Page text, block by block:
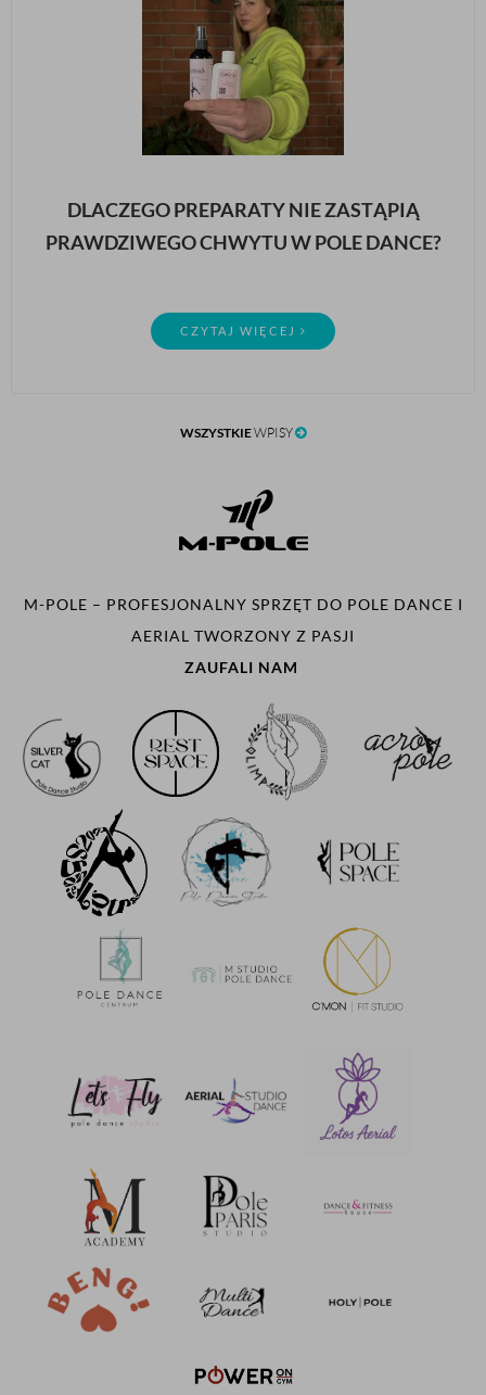
DLACZEGO PREPARATY NIE ZASTĄPIĄ
PRAWDZIWEGO CHWYTU W POLE DANCE?
CZYTAJ WIĘCEJ
WSZYSTKIEWPISY
M-POLE – PROFESJONALNY SPRZĘT DO POLE DANCE I
AERIAL TWORZONY Z PASJI
ZAUFALI NAM